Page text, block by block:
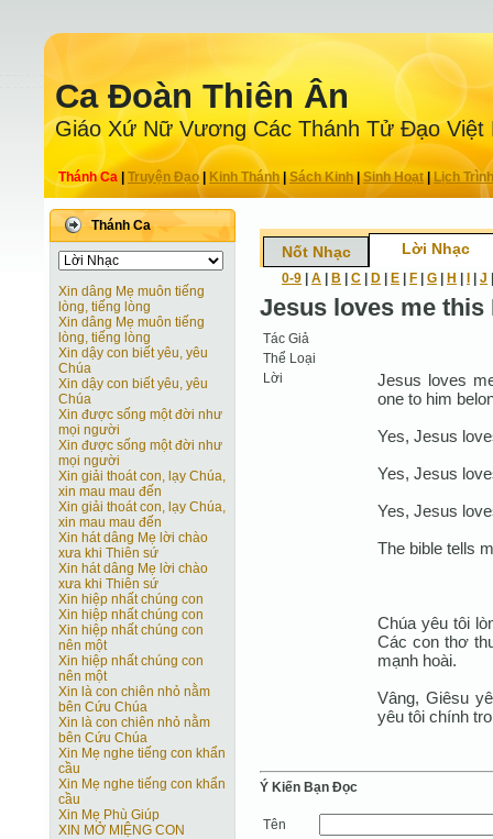
Ca Ðoàn Thiên Ân
Giáo Xứ Nữ Vương Các Thánh Tử Ðạo Việt
Thánh Ca Truyện Ðạo| Kinh Thánh Sách Kinh|Sinh Hoạt| Lịch Trình
Thánh Ca
Xin dâng Mẹ muôn tiếng
lòng, tiếng lòng
Xin dâng Mẹ muôn tiếng
lòng, tiếng lòng
Xin dậy con biết yêu, yêu
Chúa
Xin dậy con biết yêu, yêu
Chúa
Xin được sống một đời như
mọi người
Xin được sống một đời như
mọi người
Xin giải thoát con, lạy Chúa,
xin mau mau đến
Xin giải thoát con, lạy Chúa,
xin mau mau đến
Xin hát dâng Mẹ lời chào
xưa khi Thiên sứ
Xin hát dâng Mẹ lời chào
xưa khi Thiên sứ
Xin hiệp nhất chúng con
Xin hiệp nhất chúng con
Xin hiệp nhất chúng con
nên một
Xin hiệp nhất chúng con
nên một
Xin là con chiên nhỏ nằm
bên Cứu Chúa
Xin là con chiên nhỏ nằm
bên Cứu Chúa
Xin Mẹ nghe tiếng con khẩn
cầu
Xin Mẹ nghe tiếng con khẩn
cầu
Xin Mẹ Phù Giúp
XIN MỞ MIỆNG CON
Nốt Nhạc Lời Nhạc
0-9 A B C D E F G H J
Jesus loves me this
Tác Giả
Thể Loại
Lời
Jesus loves
one to him
Yes, Jesus
Yes, Jesus
Yes, Jesus
The bible tells
Chúa yêu tôi
Các con thơ
mạnh hoài.
Vâng, Giêsu
yêu tôi chính
Ý Kiến Bạn Ðọc
Tên